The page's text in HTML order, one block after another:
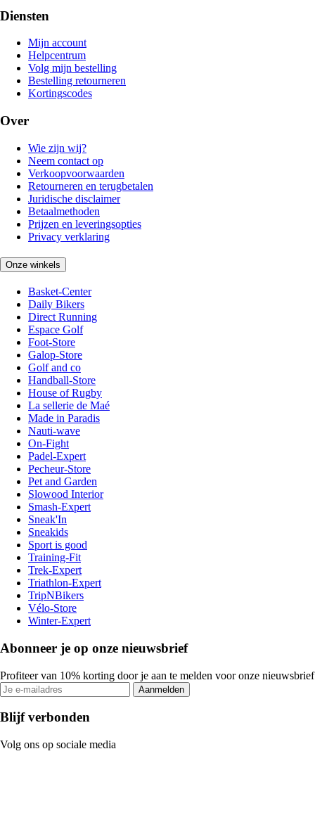
Diensten
Mijn account
Helpcentrum
Volg mijn bestelling
Bestelling retourneren
Kortingscodes
Over
Wie zijn wij?
Neem contact op
Verkoopvoorwaarden
Retourneren en terugbetalen
Juridische disclaimer
Betaalmethoden
Prijzen en leveringsopties
Privacy verklaring
Onze winkels
Basket-Center
Daily Bikers
Direct Running
Espace Golf
Foot-Store
Galop-Store
Golf and co
Handball-Store
House of Rugby
La sellerie de Maé
Made in Paradis
Nauti-wave
On-Fight
Padel-Expert
Pecheur-Store
Pet and Garden
Slowood Interior
Smash-Expert
Sneak'In
Sneakids
Sport is good
Training-Fit
Trek-Expert
Triathlon-Expert
TripNBikers
Vélo-Store
Winter-Expert
Abonneer je op onze nieuwsbrief
Profiteer van 10% korting door je aan te melden voor onze nieuwsbrief
Aanmelden
Blijf verbonden
Volg ons op sociale media